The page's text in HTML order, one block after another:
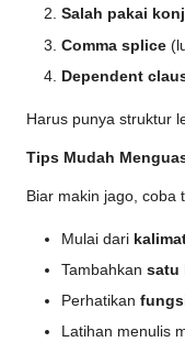
Salah pakai
Comma splice
Dependent
Harus punya struktur
Tips Mudah
Biar makin jago, coba
Mulai dari
Tambahkan satu
Perhatikan
Latihan menulis